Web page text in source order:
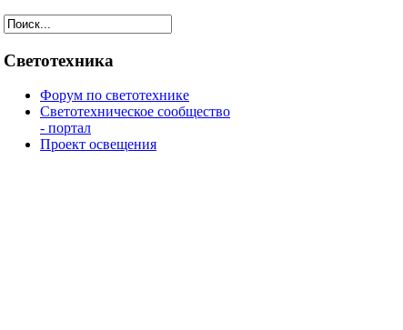
Светотехника
Форум по светотехнике
Светотехническое сообщество
- портал
Проект освещения